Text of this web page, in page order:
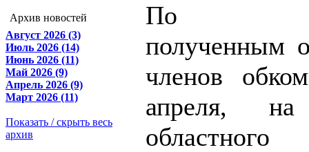
Архив новостей
Август 2026 (3)
Июль 2026 (14)
Июнь 2026 (11)
Май 2026 (9)
Апрель 2026 (9)
Март 2026 (11)
Показать / скрыть весь
архив
По
полученным
членов
апреля, на